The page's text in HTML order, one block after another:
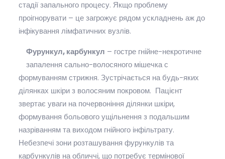
стадії запального процесу. Якщо проблему
проігнорувати – це загрожує рядом ускладнень аж до
інфікування лімфатичних вузлів.
Фурункул, карбункул – гостре гнійне-некротичне
запалення сально-волосяного мішечка с
формуванням стрижня. Зустрічається на будь-яких
ділянках шкіри з волосяним покровом. Пацієнт
звертає уваги на почервоніння ділянки шкіри,
формування больового ущільнення з подальшим
назріванням та виходом гнійного інфільтрату.
Небезпечі зони розташування фурункулів та
карбункулів на обличчі, що потребує термінової